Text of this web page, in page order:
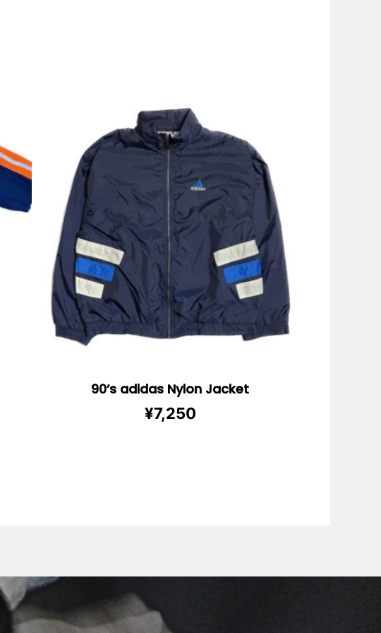
90’s adidas Nylon Jacket
¥7,250